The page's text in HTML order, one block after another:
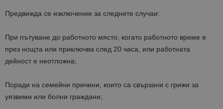
Предвижда се изключение за следните случаи:
При пътуване до работното място, когато работното време е
през нощта или приключва след 20 часа, или работната
дейност е неотложна;
Поради на семейни причини, които са свързани с грижи за
уязвими или болни граждани;